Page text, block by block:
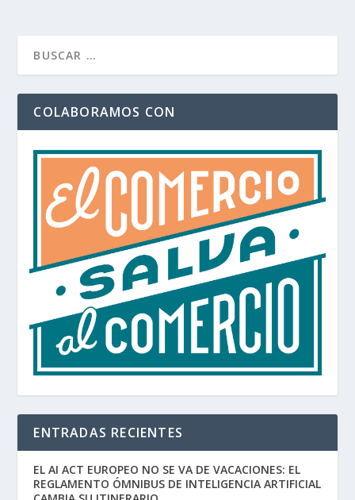
COLABORAMOS CON
ENTRADAS RECIENTES
EL AI ACT EUROPEO NO SE VA DE VACACIONES: EL
REGLAMENTO ÓMNIBUS DE INTELIGENCIA ARTIFICIAL